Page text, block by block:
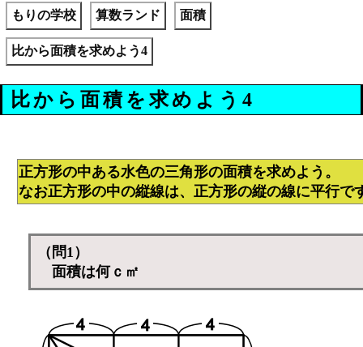
もりの学校 算数ランド 面積
比から面積を求めよう4
比から面積を求めよう4
正方形の中ある水色の三角形の面積を求めよう。
なお正方形の中の縦線は、正方形の縦の線に平行で
（問1）
面積は何ｃ㎡